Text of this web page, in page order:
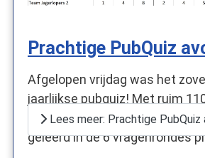
Prachtige PubQuiz
Afgelopen vrijdag was het
jaarlijkse pubquiz! Met ruim
hebben we een mooie avond
geleerd in de 6 vragenrondes
Lees meer: Prachtige PubQuiz